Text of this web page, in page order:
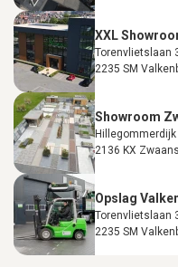
XXL
Torenvlietslaan
2235 SM
Showroom
Hillegommerdijk
2136 KX
Opslag
Torenvlietslaan
2235 SM